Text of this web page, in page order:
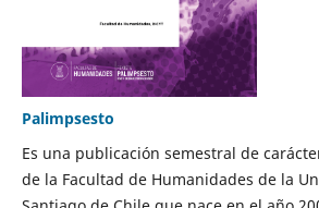
Palimpsesto
Es una publicación semestral de
de la Facultad de Humanidades de la